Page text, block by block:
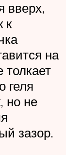
вверх,
к
на
геля
но не
зазор.